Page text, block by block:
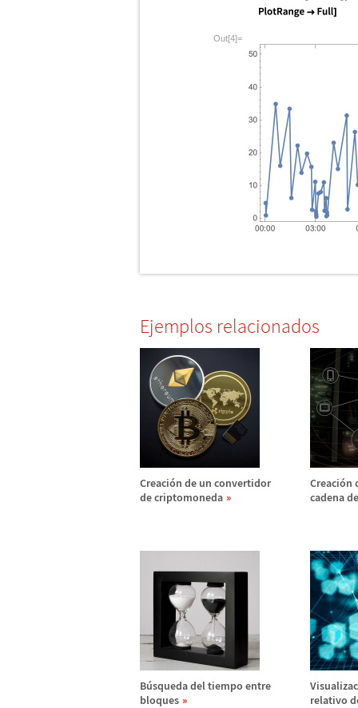
Out[4]=
Ejemplos relacionados
Creación de un convertidor
de criptomoneda
Creación
cadena
Búsqueda del tiempo entre
bloques
relativo